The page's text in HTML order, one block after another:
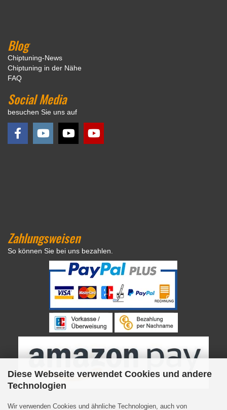
Diese Webseite verwendet Cookies und andere
Technologien
Wir verwenden Cookies und ähnliche Technologien, auch von
Blog
Chiptuning-News
Chiptuning in der Nähe
FAQ
Social Media
besuchen Sie uns auf
Zahlungsweisen
So können Sie bei uns bezahlen.